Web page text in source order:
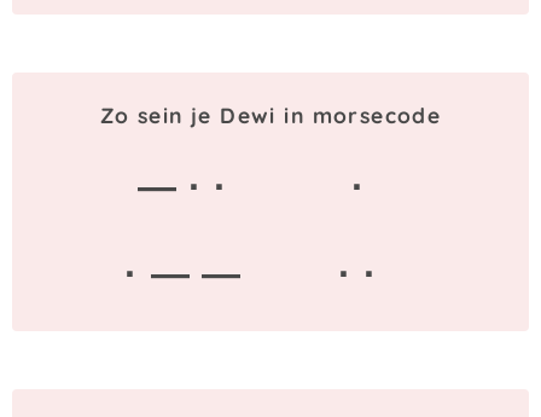
Zo sein je Dewi in morsecode
— · ·
·
· — —
· ·